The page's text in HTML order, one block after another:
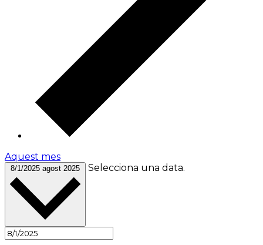
Aquest mes
8/1/2025 agost 2025 Selecciona una data.